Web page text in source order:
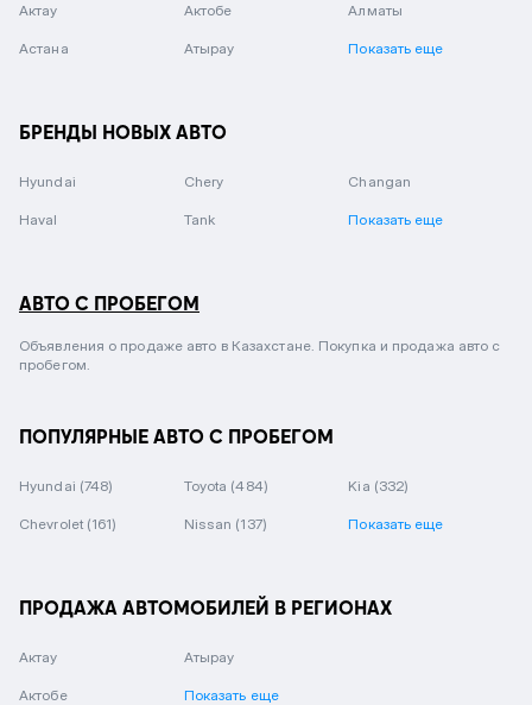
Актау Актобе Алматы
Астана Атырау Показать еще
БРЕНДЫ НОВЫХ АВТО
Hyundai Chery Changan
Haval Tank Показать еще
АВТО С ПРОБЕГОМ
Объявления о продаже авто в Казахстане. Покупка и продажа авто с
пробегом.
ПОПУЛЯРНЫЕ АВТО С ПРОБЕГОМ
Hyundai (748) Toyota (484) Kia (332)
Chevrolet (161) Nissan (137) Показать еще
ПРОДАЖА АВТОМОБИЛЕЙ В РЕГИОНАХ
Актау
Актобе
Атырау
Показать еще